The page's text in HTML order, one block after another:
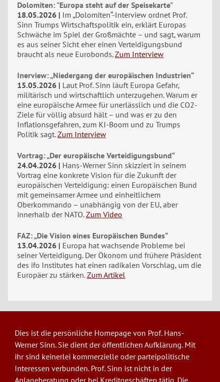
Dolomiten: "Europa steht auf der Speisekarte"
18.05.2026
Im „Dolomiten“-Interview ordnet Prof.
Sinn Trumps Wirtschaftspolitik ein, erklärt Europas
Schwäche im Spiel der Großmächte – und sagt, warum
es aus seiner Sicht eher einen Verteidigungsbund
braucht als neue Eurobonds. Zum Interview
Inerview: „Niedergang der europäischen Industrien“
15.05.2026
Laut Prof. Sinn läuft Europa Gefahr,
militärisch und wirtschaftlich unterzugehen. Warum er
eine europäische Armee für unerlässlich und die CO2-
Ziele für völlig absurd hält – und was er zu den
Inflationsgefahren, zum KI-Boom und zu Trumps
Politik sagt. Zum Interview
Vortrag: „Der europäische Verteidigungsbund“
24.04.2026
Hans-Werner Sinn skizziert in seinem
Vortrag eine konkrete Vision für die Zukunft der
europäischen Verteidigung: einen Europäischen Bund
mit gemeinsamer Armee und einheitlichem
Oberkommando – unabhängig von der EU, aber
innerhalb der NATO. Zum Video
FAZ: „Die Vision eines Europäischen Bundes“
13.04.2026
Europa hat wachsende Probleme bei
seiner Verteidigung. Der Ökonom und frühere Präsident
des ifo Institutes hat einen radikalen Vorschlag, um die
Europäer zu stärken. Zum Artikel
Dies ist die persönliche Homepage von Prof. Hans-
Werner Sinn. Sie dient der öffentlichen Aufklärung. Mit
ihr sind keinerlei kommerzielle oder parteipolitische
Interessen verbunden. Prof. Sinn ist nicht in der
Anlageberatung oder bei Kreditgeschäften tätig. Die